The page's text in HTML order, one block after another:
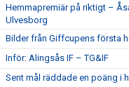
Hemmapremiär på riktigt –
Ulvesborg
Bilder från Giffcupens första
Inför: Alingsås IF – TG&IF
Sent mål räddade en poäng i